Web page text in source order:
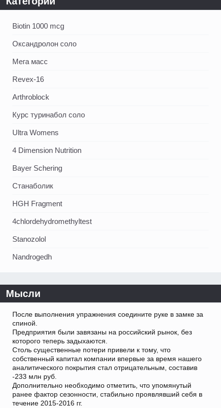
Biotin 1000 mcg
Оксандролон соло
Мега масс
Revex-16
Arthroblock
Курс туринабол соло
Ultra Womens
4 Dimension Nutrition
Bayer Schering
Станаболик
HGH Fragment
4chlordehydromethyltest
Stanozolol
Nandrogedh
Мысли
После выполнения упражнения соедините руке в замке за
спиной.
Предприятия были завязаны на российский рынок, без
которого теперь задыхаются.
Столь существенные потери привели к тому, что
собственный капитал компании впервые за время нашего
аналитического покрытия стал отрицательным, составив
-233 млн руб.
Дополнительно необходимо отметить, что упомянутый
ранее фактор сезонности, стабильно проявлявший себя в
течение 2015-2016 гг.